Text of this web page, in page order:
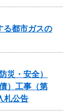
る都市ガスの
災・安全）
）工事（第
札公告